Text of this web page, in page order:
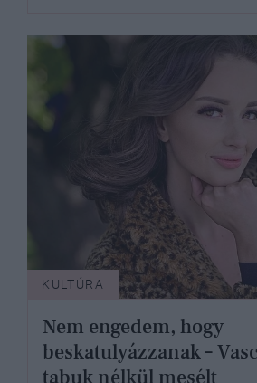
KULTÚRA
Nem engedem, hogy
beskatulyázzanak –